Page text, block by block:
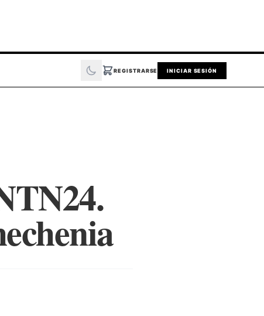
REGISTRARSE INICIAR SESIÓN